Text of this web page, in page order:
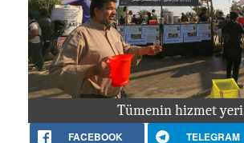
Tümenin hizmet yeri
FACEBOOK TELEGRAM